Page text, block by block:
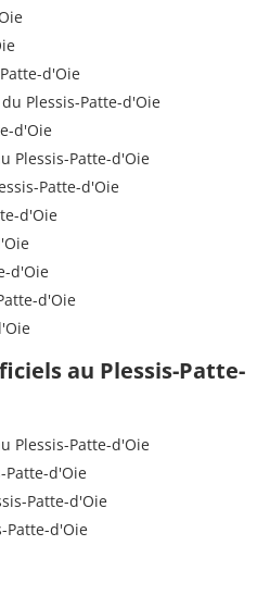
d'Oie
Plessis-Patte-d'Oie
d'Oie
Plessis-Patte-d'Oie
Patte-d'Oie
d'Oie
d'Oie
d'Oie
au Plessis-Patte-
Plessis-Patte-d'Oie
Patte-d'Oie
Patte-d'Oie
Patte-d'Oie